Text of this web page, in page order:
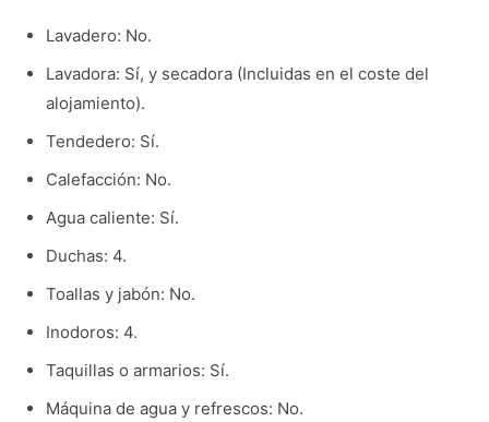
Lavadero: No.
Lavadora: Sí, y secadora (Incluidas en el coste del
alojamiento).
Tendedero: Sí.
Calefacción: No.
Agua caliente: Sí.
Duchas: 4.
Toallas y jabón: No.
Inodoros: 4.
Taquillas o armarios: Sí.
Máquina de agua y refrescos: No.